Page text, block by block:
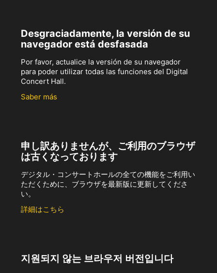
Desgraciadamente, la versión de su
navegador está desfasada
Por favor, actualice la versión de su navegador
para poder utilizar todas las funciones del Digital
Concert Hall.
Saber más
申し訳ありませんが、ご利用のブラウザ
は古くなっております
デジタル・コンサートホールの全ての機能をご利用い
ただくために、ブラウザを最新版に更新してくださ
い。
詳細はこちら
지원되지 않는 브라우저 버전입니다